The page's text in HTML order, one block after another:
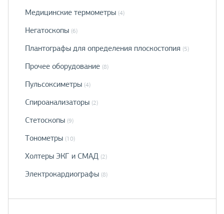
Медицинские термометры (4)
Негатоскопы (6)
Плантографы для определения плоскостопия (5)
Прочее оборудование (8)
Пульсоксиметры (4)
Спироанализаторы (2)
Стетоскопы (9)
Тонометры (10)
Холтеры ЭКГ и СМАД (2)
Электрокардиографы (8)